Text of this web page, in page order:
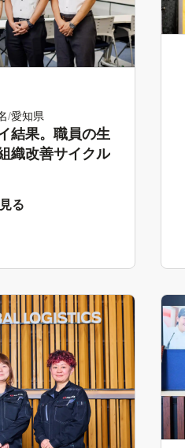
愛知県
結果。職員の生
織改善サイクル
る